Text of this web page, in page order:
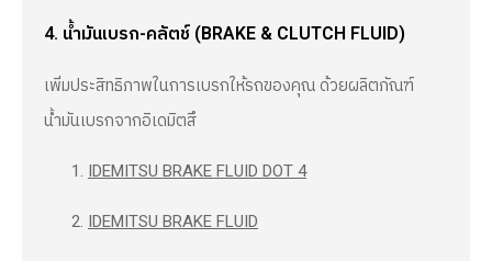
4. น้ำมันเบรก-คลัตช์ (BRAKE & CLUTCH FLUID)
เพิ่มประสิทธิภาพในการเบรกให้รถของคุณ ด้วยผลิตภัณฑ์
น้ำมันเบรกจากอิเดมิตสึ
IDEMITSU BRAKE FLUID DOT 4
IDEMITSU BRAKE FLUID